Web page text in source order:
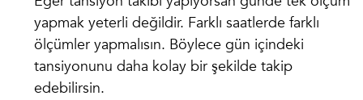
yapmak yeterli değildir. Farklı saatlerde farklı
ölçümler yapmalısın. Böylece gün içindeki
tansiyonunu daha kolay bir şekilde takip
edebilirsin.